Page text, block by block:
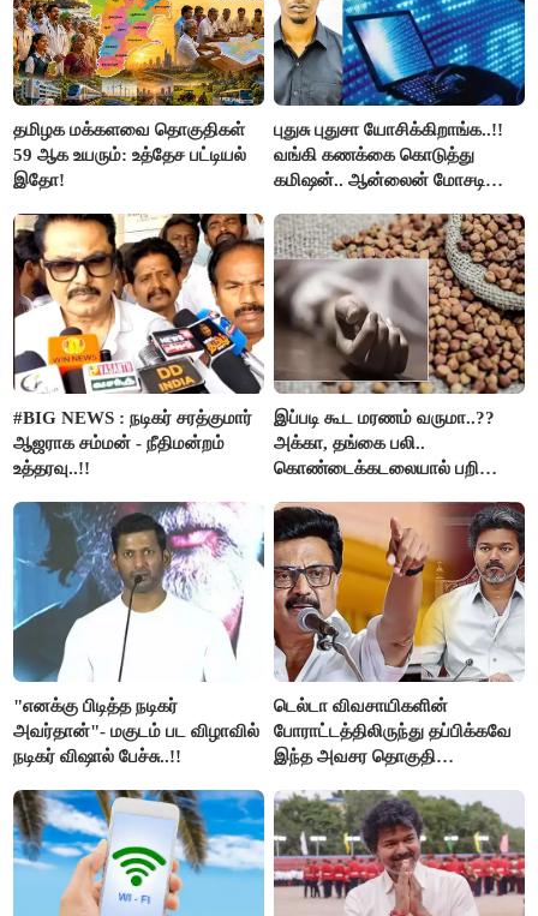
தமிழக மக்களவை தொகுதிகள்
59 ஆக உயரும்: உத்தேச பட்டியல்
இதோ!
புதுசு புதுசா யோசிக்கிறாங்க..!!
வங்கி கணக்கை கொடுத்து
கமிஷன்.. ஆன்லைன் மோசடி
கைது..!!
#BIG NEWS : நடிகர் சரத்குமார்
ஆஜராக சம்மன் - நீதிமன்றம்
உத்தரவு..!!
இப்படி கூட மரணம் வருமா..??
அக்கா, தங்கை பலி..
கொண்டைக்கடலையால் பறிபோன
"எனக்கு பிடித்த நடிகர்
அவர்தான்"- மகுடம் பட விழாவில்
நடிகர் விஷால் பேச்சு..!!
டெல்டா விவசாயிகளின்
போராட்டத்திலிருந்து தப்பிக்கவே
இந்த அவசர தொகுதி
அரங்கேற்றுகிறார் முதலமைச்சர் -
திமுக ஐடி விங்..!!